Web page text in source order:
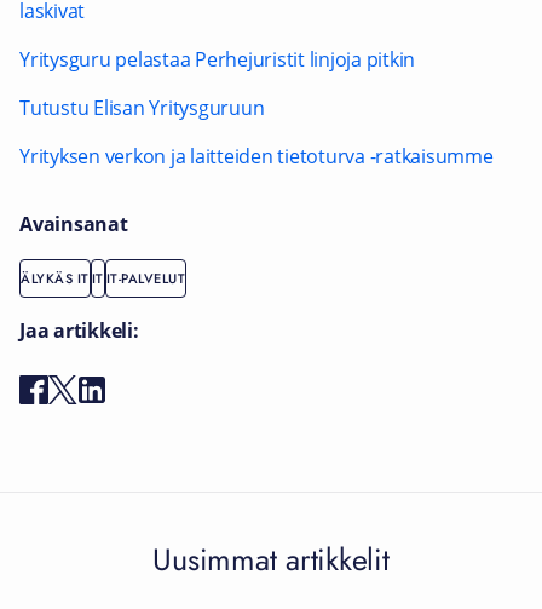
laskivat
Yritysguru pelastaa Perhejuristit linjoja pitkin
Tutustu Elisan Yritysguruun
Yrityksen verkon ja laitteiden tietoturva -ratkaisumme
Avainsanat
ÄLYKÄS ITITIT-PALVELUT
Jaa artikkeli:
Uusimmat artikkelit